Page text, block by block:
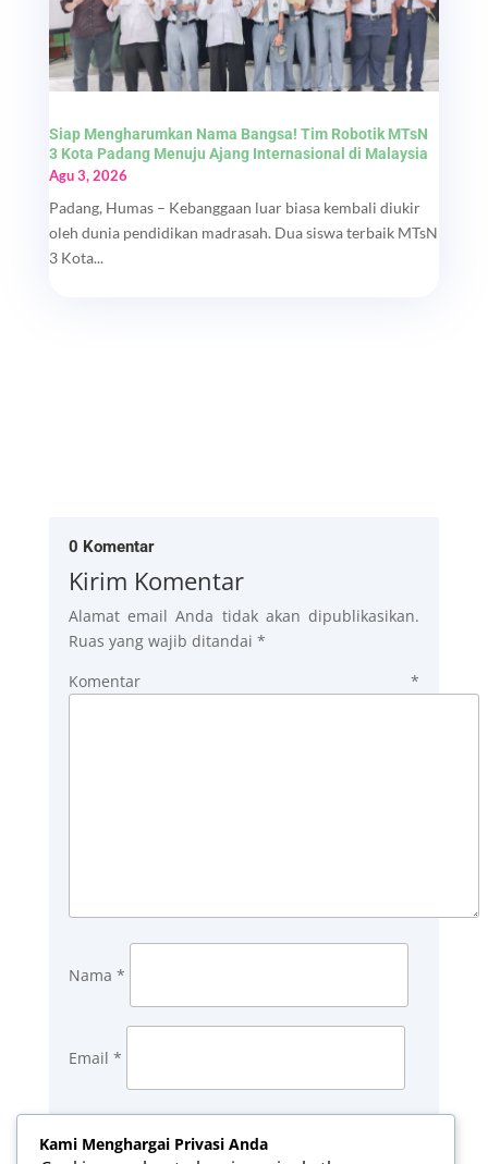
Siap Mengharumkan Nama Bangsa! Tim Robotik MTsN
3 Kota Padang Menuju Ajang Internasional di Malaysia
Agu 3, 2026
Padang, Humas – Kebanggaan luar biasa kembali diukir
oleh dunia pendidikan madrasah. Dua siswa terbaik MTsN
3 Kota...
0 Komentar
Kirim Komentar
Alamat email Anda tidak akan dipublikasikan.
Ruas yang wajib ditandai *
Komentar*
Nama *
Email *
Situs Web
Kami Menghargai Privasi Anda